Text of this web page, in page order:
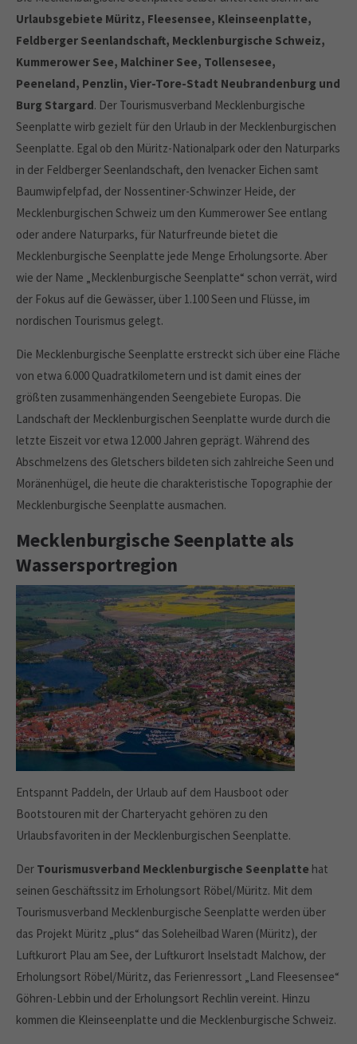
Urlaubsgebiete Müritz, Fleesensee, Kleinseenplatte,
Feldberger Seenlandschaft, Mecklenburgische Schweiz,
Kummerower See, Malchiner See, Tollensesee,
Peeneland, Penzlin, Vier-Tore-Stadt Neubrandenburg und
Burg Stargard. Der Tourismusverband Mecklenburgische
Seenplatte wirb gezielt für den Urlaub in der Mecklenburgischen
Seenplatte. Egal ob den Müritz-Nationalpark oder den Naturparks
in der Feldberger Seenlandschaft, den Ivenacker Eichen samt
Baumwipfelpfad, der Nossentiner-Schwinzer Heide, der
Mecklenburgischen Schweiz um den Kummerower See entlang
oder andere Naturparks, für Naturfreunde bietet die
Mecklenburgische Seenplatte jede Menge Erholungsorte. Aber
wie der Name „Mecklenburgische Seenplatte“ schon verrät, wird
der Fokus auf die Gewässer, über 1.100 Seen und Flüsse, im
nordischen Tourismus gelegt.
Die Mecklenburgische Seenplatte erstreckt sich über eine Fläche
von etwa 6.000 Quadratkilometern und ist damit eines der
größten zusammenhängenden Seengebiete Europas. Die
Landschaft der Mecklenburgischen Seenplatte wurde durch die
letzte Eiszeit vor etwa 12.000 Jahren geprägt. Während des
Abschmelzens des Gletschers bildeten sich zahlreiche Seen und
Moränenhügel, die heute die charakteristische Topographie der
Mecklenburgische Seenplatte ausmachen.
Mecklenburgische Seenplatte als
Wassersportregion
Entspannt Paddeln, der Urlaub auf dem Hausboot oder
Bootstouren mit der Charteryacht gehören zu den
Urlaubsfavoriten in der Mecklenburgischen Seenplatte.
Der Tourismusverband Mecklenburgische Seenplatte hat
seinen Geschäftssitz im Erholungsort Röbel/Müritz. Mit dem
Tourismusverband Mecklenburgische Seenplatte werden über
das Projekt Müritz „plus“ das Soleheilbad Waren (Müritz), der
Luftkurort Plau am See, der Luftkurort Inselstadt Malchow, der
Erholungsort Röbel/Müritz, das Ferienressort „Land Fleesensee“
Göhren-Lebbin und der Erholungsort Rechlin vereint. Hinzu
kommen die Kleinseenplatte und die Mecklenburgische Schweiz.